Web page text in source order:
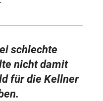
schlechte
nicht damit
für die Kellner